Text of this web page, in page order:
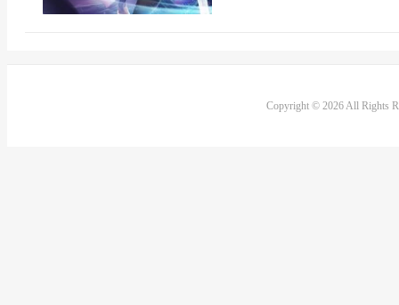
Copyright © 2026 All Rights